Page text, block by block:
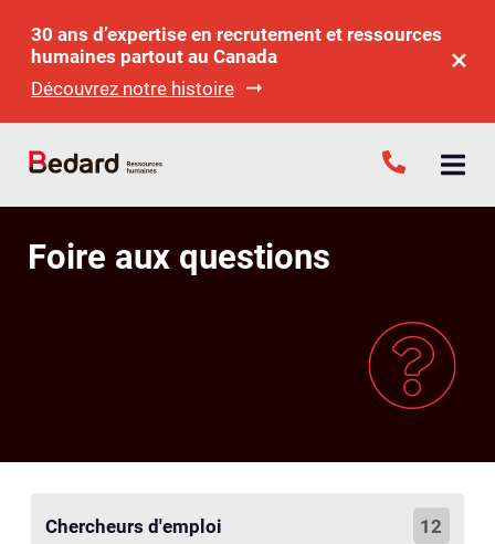
30 ans d’expertise en recrutement et ressources
humaines partout au Canada
Découvrez notre histoire
Foire aux questions
Chercheurs d'emploi 12